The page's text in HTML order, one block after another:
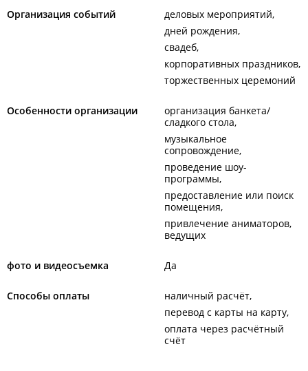
Организация событий
деловых мероприятий
дней рождения
свадеб
корпоративных праздников
торжественных церемоний
Особенности организации
организация банкета/
сладкого стола
музыкальное
сопровождение
проведение шоу-
программы
предоставление или поиск
помещения
привлечение аниматоров,
ведущих
фото и видеосъемка Да
Способы оплаты
наличный расчёт
перевод с карты на карту
оплата через расчётный
счёт